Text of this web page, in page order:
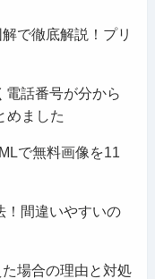
で徹底解説！プリ
電話番号が分から
めました
で無料画像を11
！間違いやすいの
場合の理由と対処